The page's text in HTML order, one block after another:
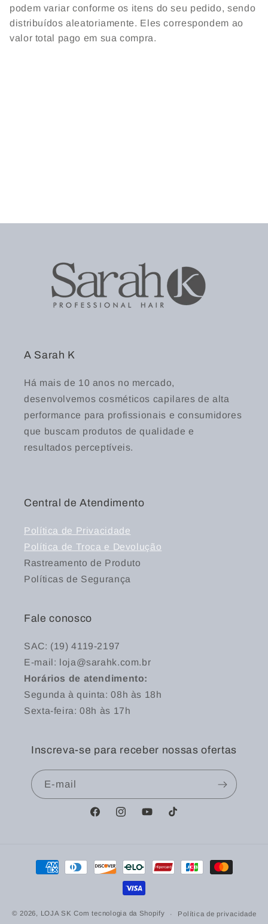
podem variar conforme os itens do seu pedido, sendo
distribuídos aleatoriamente. Eles correspondem ao
valor total pago em sua compra.
A Sarah K
Há mais de 10 anos no mercado,
desenvolvemos cosméticos capilares de alta
performance para profissionais e consumidores
que buscam produtos de qualidade e
resultados perceptíveis.
Central de Atendimento
Política de Privacidade
Política de Troca e Devolução
Rastreamento de Produto
Políticas de Segurança
Fale conosco
SAC: (19) 4119-2197
E-mail: loja@sarahk.com.br
Horários de atendimento:
Segunda à quinta: 08h às 18h
Sexta-feira: 08h às 17h
Inscreva-se para receber nossas ofertas
E-mail
FacebookInstagramYouTubeTikTok
Formas
© 2026, LOJA SKCom tecnologia da Shopify Política de privacidade